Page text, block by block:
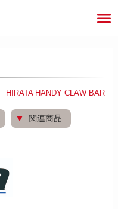
HIRATA HANDY CLAW BAR
関連商品